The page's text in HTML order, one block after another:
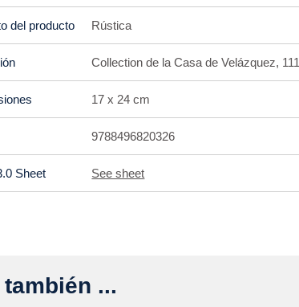
del producto Rústica
Collection de la Casa de Velázquez, 111
17 x 24 cm
9788496820326
Sheet See sheet
también ...